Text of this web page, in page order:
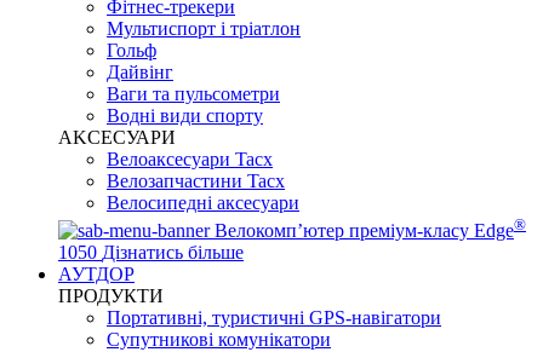
Фітнес-трекери
Мультиспорт і тріатлон
Гольф
Дайвінг
Ваги та пульсометри
Водні види спорту
AKCЕСУАРИ
Велоаксесуари Tacx
Велозапчастини Tacx
Велосипедні аксесуари
Велокомп’ютер преміум-класу Edge®
1050 Дізнатись більше
АУТДОР
ПРОДУКТИ
Портативні, туристичні GPS-навігатори
Супутникові комунікатори